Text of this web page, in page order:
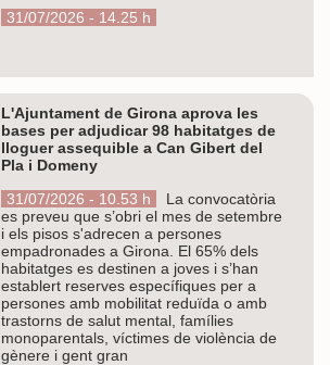
31/07/2026 - 14.25 h
L'Ajuntament de Girona aprova les
bases per adjudicar 98 habitatges de
lloguer assequible a Can Gibert del
Pla i Domeny
31/07/2026 - 10.53 h
La convocatòria
es preveu que s’obri el mes de setembre
i els pisos s'adrecen a persones
empadronades a Girona. El 65% dels
habitatges es destinen a joves i s’han
establert reserves específiques per a
persones amb mobilitat reduïda o amb
trastorns de salut mental, famílies
monoparentals, víctimes de violència de
gènere i gent gran